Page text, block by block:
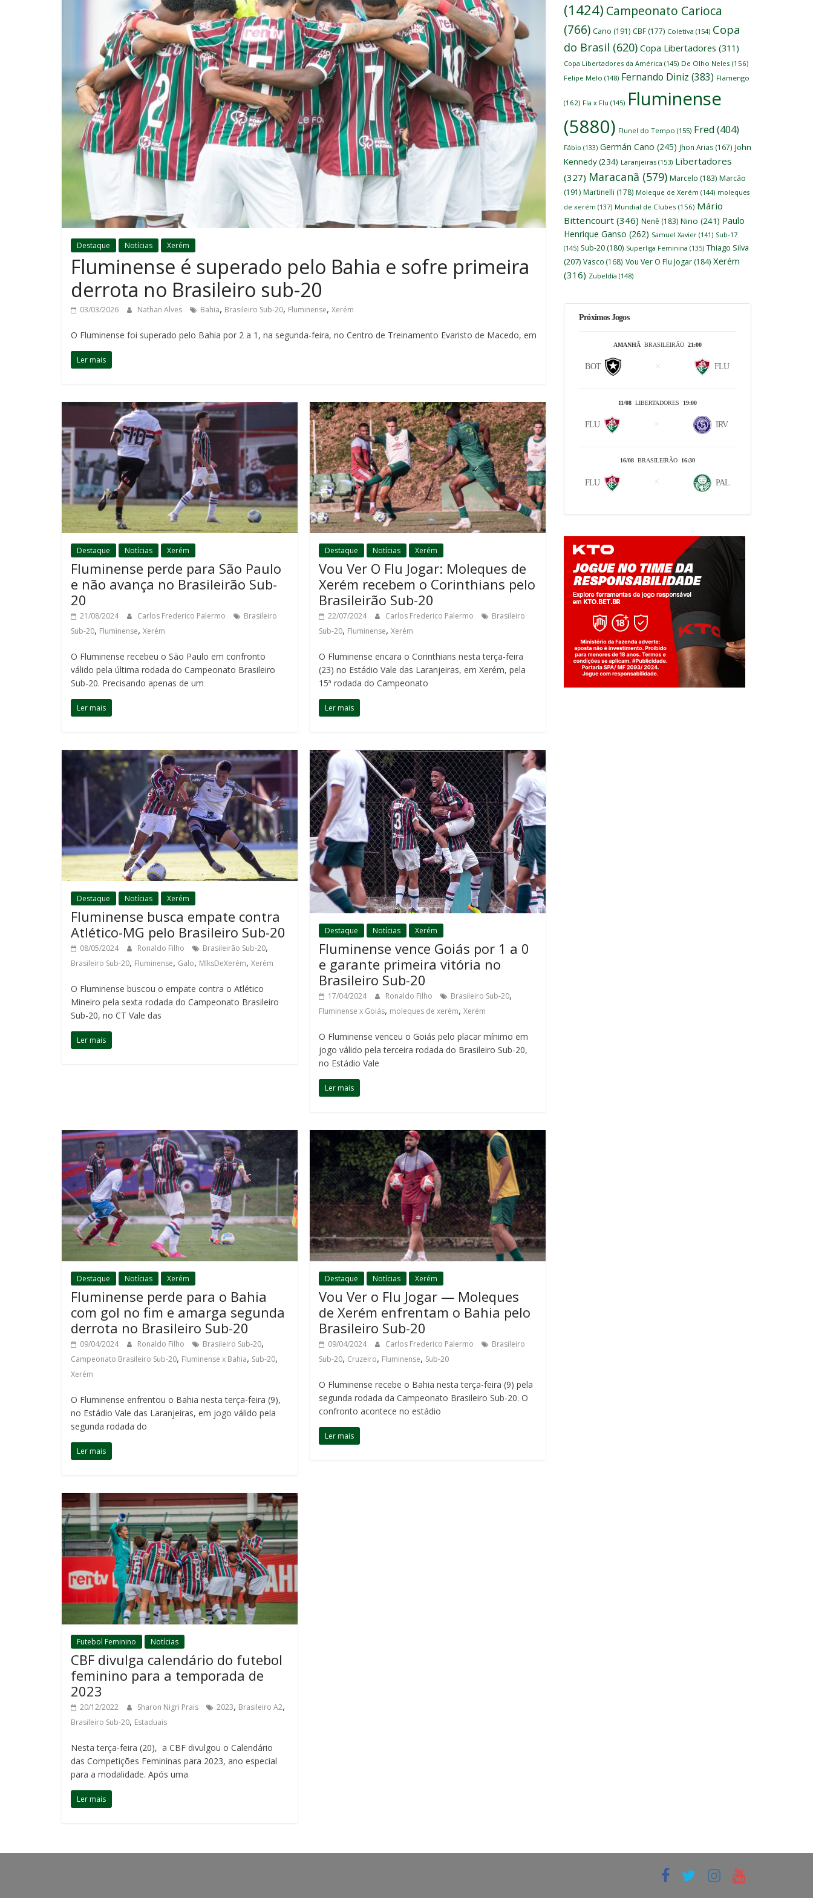
Destaque Notícias Xerém
Fluminense é superado pelo Bahia e sofre primeira
derrota no Brasileiro sub-20
03/03/2026 Nathan Alves Bahia, Brasileiro Sub-20, Fluminense, Xerém
O Fluminense foi superado pelo Bahia por 2 a 1, na segunda-feira, no Centro de Treinamento Evaristo de Macedo, em
Ler mais
Destaque Notícias Xerém
Fluminense perde para São Paulo
e não avança no Brasileirão Sub-
20
21/08/2024 Carlos Frederico Palermo
Brasileiro
Sub-20, Fluminense, Xerém
O Fluminense recebeu o São Paulo em confronto
válido pela última rodada do Campeonato Brasileiro
Sub-20. Precisando apenas de um
Ler mais
Destaque Notícias Xerém
Vou Ver O Flu Jogar: Moleques de
Xerém recebem o Corinthians pelo
Brasileirão Sub-20
22/07/2024 Carlos Frederico Palermo
Brasileiro
Sub-20, Fluminense,Xerém
O Fluminense encara o Corinthians nesta terça-feira
(23) no Estádio Vale das Laranjeiras, em Xerém, pela
15ª rodada do Campeonato
Ler mais
Destaque Notícias Xerém
Fluminense busca empate contra
Atlético-MG pelo Brasileiro Sub-20
08/05/2024 Ronaldo Filho Brasileirão Sub-20,
Brasileiro Sub-20, Fluminense, Galo, MlksDeXerém, Xerém
O Fluminense buscou o empate contra o Atlético
Mineiro pela sexta rodada do Campeonato Brasileiro
Sub-20, no CT Vale das
Ler mais
Destaque Notícias Xerém
Fluminense vence Goiás por 1 a 0
e garante primeira vitória no
Brasileiro Sub-20
17/04/2024 Ronaldo Filho Brasileiro Sub-20,
Fluminense x Goiás, moleques de xerém,Xerém
O Fluminense venceu o Goiás pelo placar mínimo em
jogo válido pela terceira rodada do Brasileiro Sub-20,
no Estádio Vale
Ler mais
Destaque Notícias Xerém
Fluminense perde para o Bahia
com gol no fim e amarga segunda
derrota no Brasileiro Sub-20
09/04/2024 Ronaldo Filho Brasileiro Sub-20,
Campeonato Brasileiro Sub-20, Fluminense x Bahia, Sub-20,
Xerém
O Fluminense enfrentou o Bahia nesta terça-feira (9),
no Estádio Vale das Laranjeiras, em jogo válido pela
segunda rodada do
Ler mais
Destaque Notícias Xerém
Vou Ver o Flu Jogar — Moleques
de Xerém enfrentam o Bahia pelo
Brasileiro Sub-20
09/04/2024 Carlos Frederico Palermo
Brasileiro
Sub-20, Cruzeiro, Fluminense, Sub-20
O Fluminense recebe o Bahia nesta terça-feira (9) pela
segunda rodada da Campeonato Brasileiro Sub-20. O
confronto acontece no estádio
Ler mais
Futebol Feminino Notícias
CBF divulga calendário do futebol
feminino para a temporada de
2023
20/12/2022 Sharon Nigri Prais 2023, Brasileiro A2,
Brasileiro Sub-20, Estaduais
Nesta terça-feira (20), a CBF divulgou o Calendário
das Competições Femininas para 2023, ano especial
para a modalidade. Após uma
Ler mais
(1424) Campeonato Carioca
(766) Cano (191) CBF (177) Coletiva (154) Copa
do Brasil (620) Copa Libertadores (311)
Copa Libertadores da América (145) De Olho Neles (156)
Felipe Melo (148) Fernando Diniz (383) Flamengo
(162) Fla x Flu (145) Fluminense
(5880) Flunel do Tempo (155) Fred (404)
Fábio (133) Germán Cano (245) Jhon Arias (167) John
Kennedy(234) Laranjeiras (153) Libertadores
(327) Maracanã (579) Marcelo (183) Marcão
(191) Martinelli (178) Moleque de Xerém (144) moleques
de xerém (137) Mundial de Clubes (156) Mário
Bittencourt (346) Nenê (183) Nino (241) Paulo
Henrique Ganso (262) Samuel Xavier (141) Sub-17
(145) Sub-20 (180) Superliga Feminina (135) Thiago Silva
(207) Vasco (168) Vou Ver O Flu Jogar (184) Xerém
(316) Zubeldía (148)
Próximos Jogos
AMANHÃ BRASILEIRÃO 21:00
BOT FLU
11/08 LIBERTADORES 19:00
FLU IRV
16/08 BRASILEIRÃO 16:30
FLU PAL
Jogue com responsabilidade. 18+